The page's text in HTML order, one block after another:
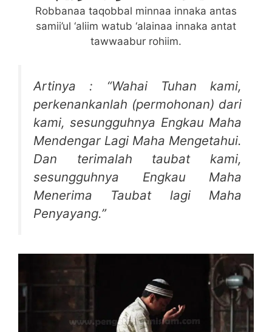
Robbanaa taqobbal minnaa innaka antas
samii’ul ‘aliim watub ‘alainaa innaka antat
tawwaabur rohiim.
Artinya : “Wahai Tuhan kami,
perkenankanlah (permohonan) dari
kami, sesungguhnya Engkau Maha
Mendengar Lagi Maha Mengetahui.
Dan terimalah taubat kami,
sesungguhnya Engkau Maha
Menerima Taubat lagi Maha
Penyayang.”